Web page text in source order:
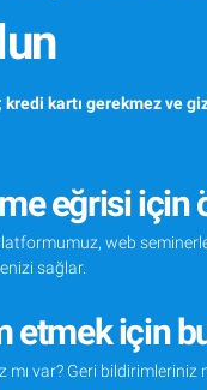
kredi kartı gerekmez ve
eğrisi için
web
sağlar.
etmek için
mı var? Geri bildirimleriniz